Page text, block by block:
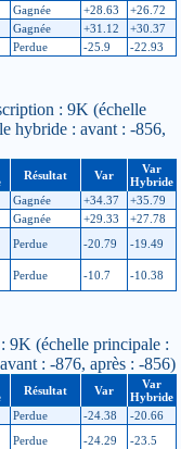
Gagnée +28.63
+26.72
Gagnée +31.12
+30.37
Perdue -25.9 -22.93
: 9K (échelle
hybride : avant : -856,
Résultat Var
Var
Hybride
Gagnée +34.37
+35.79
Gagnée +29.33
+27.78
Perdue -20.79 -19.49
Perdue -10.7 -10.38
(échelle principale :
: -876, après : -856)
Résultat Var
Var
Hybride
Perdue -24.38
-20.66
Perdue -24.29 -23.5